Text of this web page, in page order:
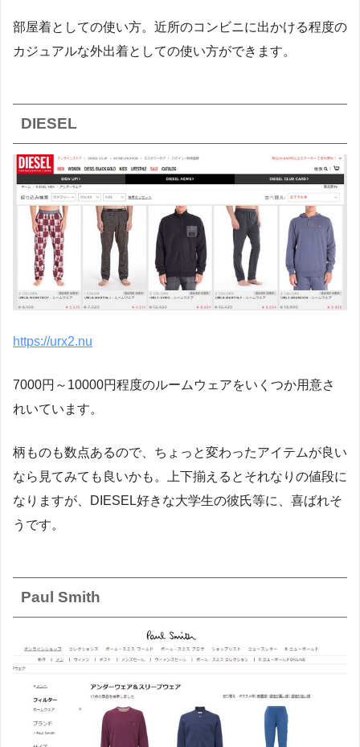
部屋着としての使い方。近所のコンビニに出かける程度の
カジュアルな外出着としての使い方ができます。
DIESEL
https://urx2.nu
7000円～10000円程度のルームウェアをいくつか用意さ
れいています。
柄ものも数点あるので、ちょっと変わったアイテムが良い
なら見てみても良いかも。上下揃えるとそれなりの値段に
なりますが、DIESEL好きな大学生の彼氏等に、喜ばれそ
うです。
Paul Smith